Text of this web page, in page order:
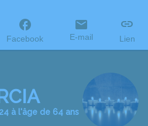
Facebook E-mail Lien
à l'âge de 64 ans